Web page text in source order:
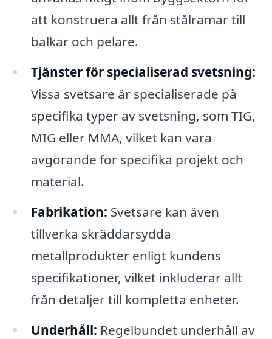
att konstruera allt från stålramar till
balkar och pelare.
Tjänster för specialiserad svetsning:
Vissa svetsare är specialiserade på
specifika typer av svetsning, som TIG,
MIG eller MMA, vilket kan vara
avgörande för specifika projekt och
material.
Fabrikation: Svetsare kan även
tillverka skräddarsydda
metallprodukter enligt kundens
specifikationer, vilket inkluderar allt
från detaljer till kompletta enheter.
Underhåll: Regelbundet underhåll av